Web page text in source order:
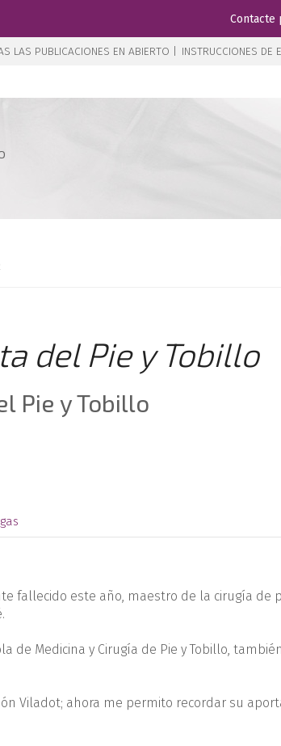
Contacte
LAS PUBLICACIONES EN ABIERTO | INSTRUCCIONES DE
del Pie y Tobillo
Pie y Tobillo
fallecido este año, maestro de la cirugía de
de Medicina y Cirugía de Pie y Tobillo, también
Viladot; ahora me permito recordar su